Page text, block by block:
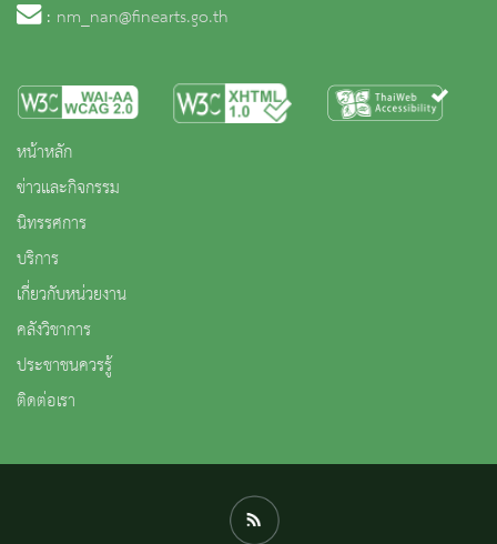
: nm_nan@finearts.go.th
หน้าหลัก
ข่าวและกิจกรรม
นิทรรศการ
บริการ
เกี่ยวกับหน่วยงาน
คลังวิชาการ
ประชาชนควรรู้
ติดต่อเรา